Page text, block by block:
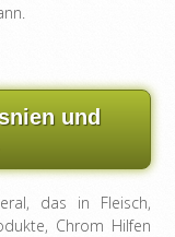
und
das in Fleisch,
Chrom Hilfen